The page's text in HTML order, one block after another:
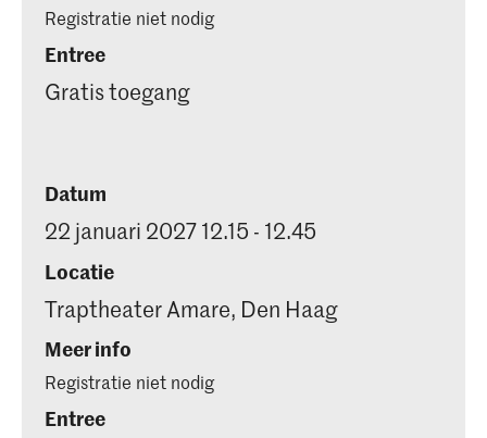
Registratie niet nodig
Entree
Gratis toegang
Datum
22 januari 2027 12.15 - 12.45
Locatie
Traptheater Amare, Den Haag
Meer info
Registratie niet nodig
Entree